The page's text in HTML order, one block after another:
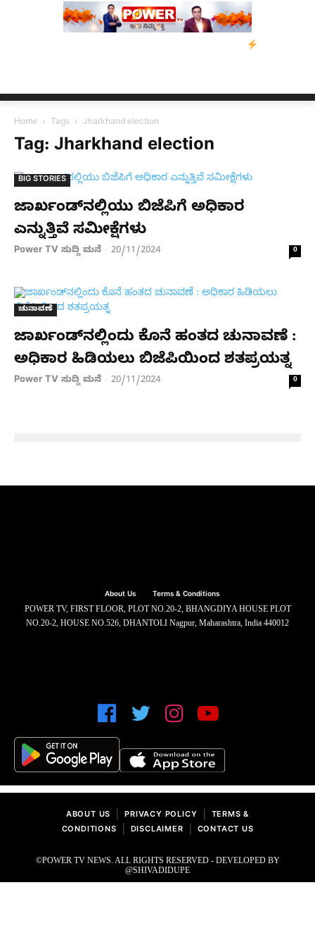
ಬೆಂಗಳೂರಿನಿಂದ
Home Tags Jharkhand election
Tag: Jharkhand election
BIG STORIES
ಜಾರ್ಖಂಡ್​​ನಲ್ಲಿಯು ಬಿಜೆಪಿಗೆ ಅಧಿಕಾರ
ಎನ್ನುತ್ತಿವೆ ಸಮೀಕ್ಷೆಗಳು
Power TV ಸುದ್ದಿ ಮನೆ - 20/11/2024 0
ಚುನಾವಣೆ
ಜಾರ್ಖಂಡ್​​ನಲ್ಲಿಂದು ಕೊನೆ ಹಂತದ ಚುನಾವಣೆ :
ಅಧಿಕಾರ ಹಿಡಿಯಲು ಬಿಜೆಪಿಯಿಂದ ಶತಪ್ರಯತ್ನ
Power TV ಸುದ್ದಿ ಮನೆ - 20/11/2024 0
About Us Terms & Conditions
POWER TV, FIRST FLOOR, PLOT NO.20-2, BHANGDIYA HOUSE PLOT
NO.20-2, HOUSE NO.526, DHANTOLI Nagpur, Maharashtra, India 440012
ABOUT US PRIVACY POLICY
TERMS &
CONDITIONS
DISCLAIMER CONTACT US
©POWER TV NEWS. ALL RIGHTS RESERVED - DEVELOPED BY
@SHIVADIDUPE